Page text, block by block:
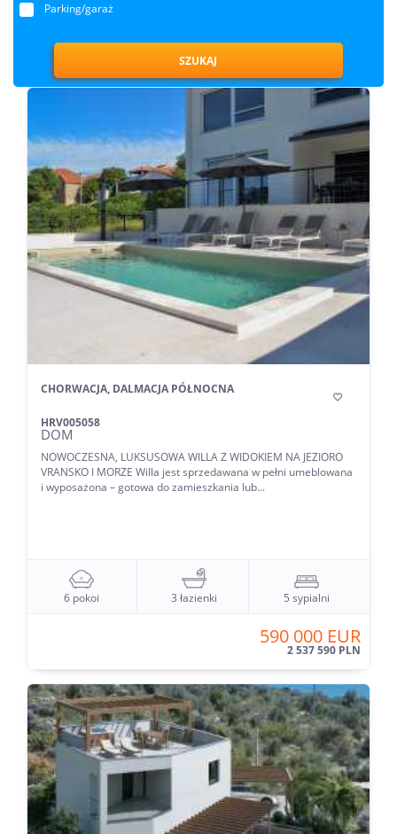
CHORWACJA, DALMACJA PÓŁNOCNA
HRV005058
DOM

NOWOCZESNA, LUKSUSOWA WILLA Z WIDOKIEM NA JEZIORO
VRANSKO I MORZE Willa jest sprzedawana w pełni umeblowana
i wyposażona – gotowa do zamieszkania lub...
6 pokoi 3 łazienki 5 sypialni
590 000 EUR
2 537 590 PLN
Parking/garaż
SZUKAJ